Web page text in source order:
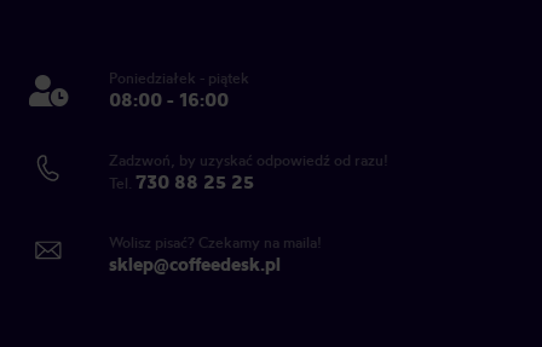
Poniedziałek - piątek
08:00 - 16:00
Zadzwoń, by uzyskać odpowiedź od razu!
Tel. 730 88 25 25
Wolisz pisać? Czekamy na maila!
sklep@coffeedesk.pl